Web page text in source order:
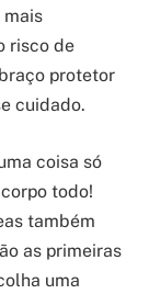
mais
risco de
protetor
cuidado.
coisa só
todo!
também
as primeiras
uma